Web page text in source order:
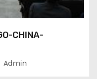
CHINA-
Admin